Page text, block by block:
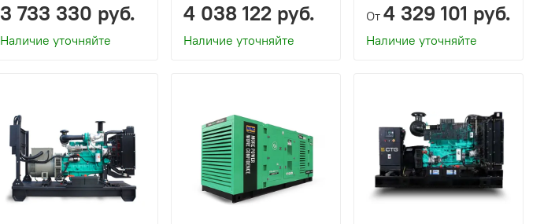
Наличие уточняйте
3 733 330 руб.
Наличие уточняйте
4 038 122 руб.
Наличие уточняйте
От 4 329 101 руб.